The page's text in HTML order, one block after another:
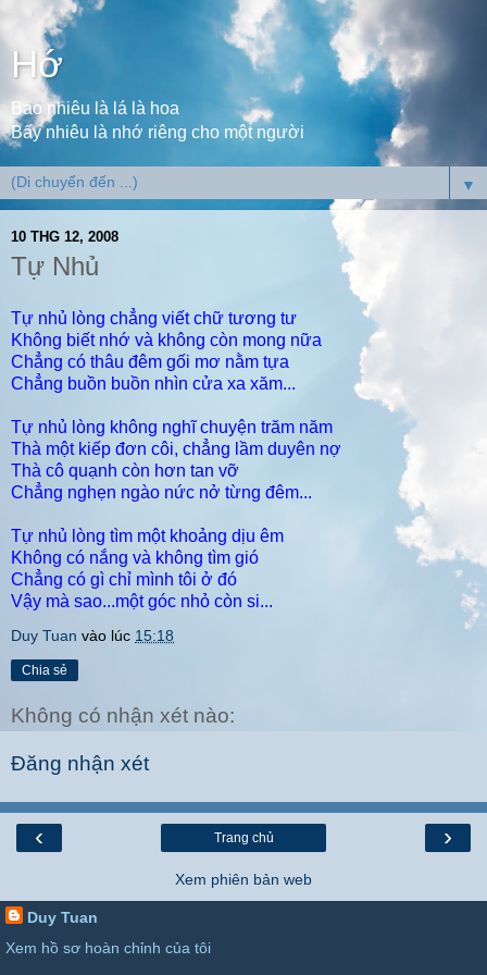
Hớ
Bao nhiêu là lá là hoa
Bấy nhiêu là nhớ riêng cho một người
▼
10 THG 12, 2008
Tự Nhủ
Tự nhủ lòng chẳng viết chữ tương tư
Không biết nhớ và không còn mong nữa
Chẳng có thâu đêm gối mơ nằm tựa
Chẳng buồn buồn nhìn cửa xa xăm...
Tự nhủ lòng không nghĩ chuyện trăm năm
Thà một kiếp đơn côi, chẳng lầm duyên nợ
Thà cô quạnh còn hơn tan vỡ
Chẳng nghẹn ngào nức nở từng đêm...
Tự nhủ lòng tìm một khoảng dịu êm
Không có nắng và không tìm gió
Chẳng có gì chỉ mình tôi ở đó
Vậy mà sao...một góc nhỏ còn si...
Duy Tuan vào lúc 15:18
Chia sẻ
Không có nhận xét nào:
Đăng nhận xét
‹ ›
Trang chủ
Xem phiên bản web
Duy Tuan
Xem hồ sơ hoàn chỉnh của tôi